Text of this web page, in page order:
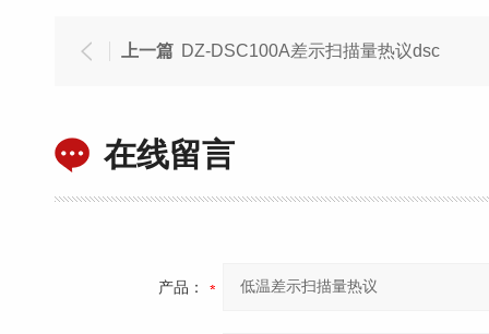
上一篇 DZ-DSC100A差示扫描量热议dsc
在线留言
产品：